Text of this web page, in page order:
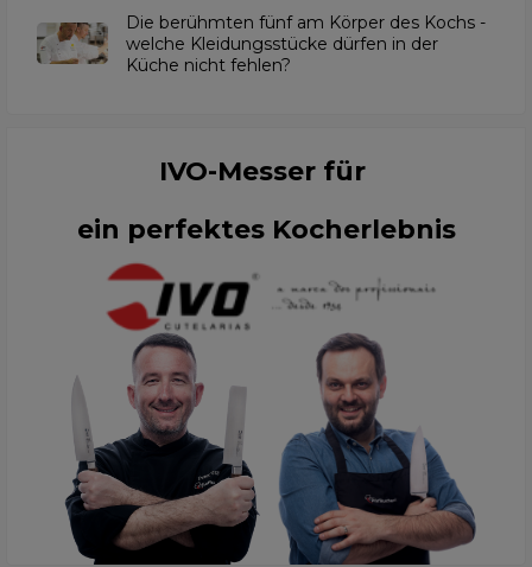
Die berühmten fünf am Körper des Kochs -
welche Kleidungsstücke dürfen in der
Küche nicht fehlen?
IVO-Messer für
ein perfektes Kocherlebnis